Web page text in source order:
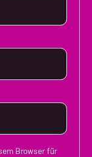
Browser für